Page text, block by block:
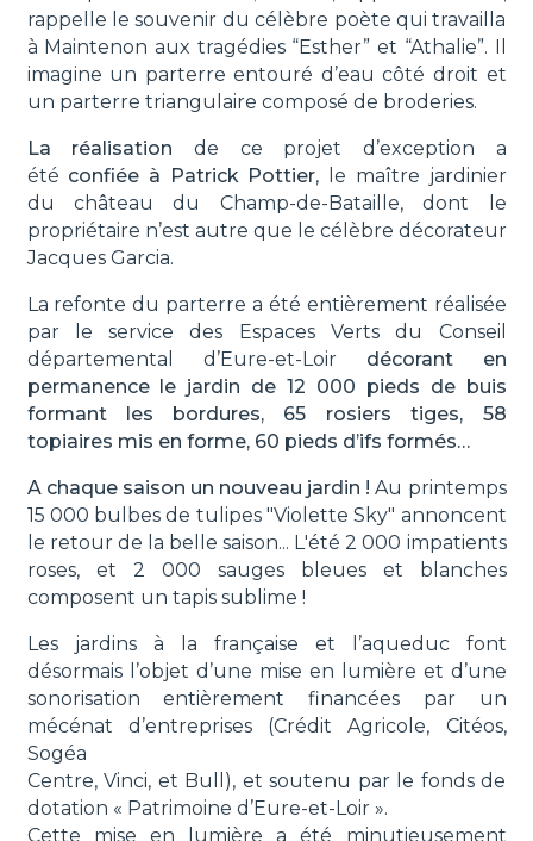
rappelle le souvenir du célèbre poète qui travailla
à Maintenon aux tragédies “Esther” et “Athalie”. Il
imagine un parterre entouré d’eau côté droit et
un parterre triangulaire composé de broderies.
La réalisation de ce projet d’exception a
été confiée à Patrick Pottier, le maître jardinier
du château du Champ-de-Bataille, dont le
propriétaire n’est autre que le célèbre décorateur
Jacques Garcia.
La refonte du parterre a été entièrement réalisée
par le service des Espaces Verts du Conseil
départemental d’Eure-et-Loir décorant en
permanence le jardin de 12 000 pieds de buis
formant les bordures, 65 rosiers tiges, 58
topiaires mis en forme, 60 pieds d’ifs formés…
A chaque saison un nouveau jardin ! Au printemps
15 000 bulbes de tulipes "Violette Sky" annoncent
le retour de la belle saison... L'été 2 000 impatients
roses, et 2 000 sauges bleues et blanches
composent un tapis sublime !
Les jardins à la française et l’aqueduc font
désormais l’objet d’une mise en lumière et d’une
sonorisation entièrement financées par un
mécénat d’entreprises (Crédit Agricole, Citéos,
Sogéa
Centre, Vinci, et Bull), et soutenu par le fonds de
dotation « Patrimoine d’Eure-et-Loir ».
Cette mise en lumière a été minutieusement